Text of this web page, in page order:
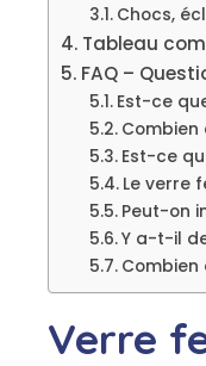
Chocs,
Tableau
FAQ –
Est-ce
Est-ce
Le verre
Peut-on
Y a-t-il
Verre